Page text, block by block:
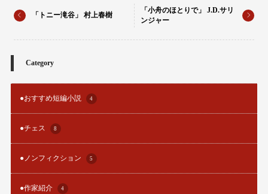
「トニー滝谷」 村上春樹
「小舟のほとりで」 J.D.サリ
ンジャー
Category
●おすすめ短編小説 4
●チェス 8
●ノンフィクション 5
●作家紹介 4